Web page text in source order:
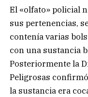
El «olfato» policial
sus pertenencias,
contenía varias
con una sustancia
Posteriormente la
Peligrosas
la sustancia era